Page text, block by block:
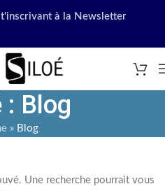
à la Newsletter
: Blog
»Blog
Une recherche pourrait vous